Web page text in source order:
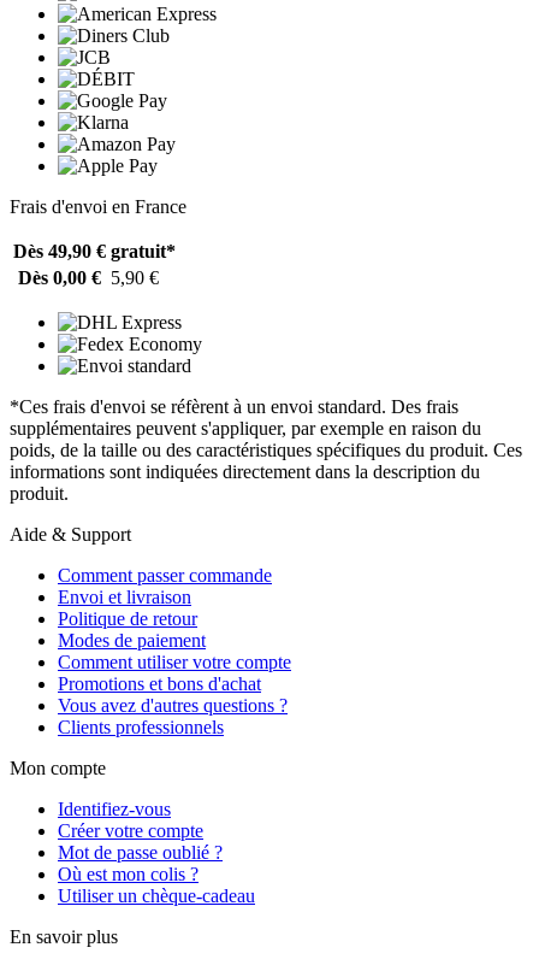
Frais d'envoi en France
Dès 49,90 € gratuit*
Dès 0,00 € 5,90 €
*Ces frais d'envoi se réfèrent à un envoi standard. Des frais
supplémentaires peuvent s'appliquer, par exemple en raison du
poids, de la taille ou des caractéristiques spécifiques du produit. Ces
informations sont indiquées directement dans la description du
produit.
Aide & Support
Comment passer commande
Envoi et livraison
Politique de retour
Modes de paiement
Comment utiliser votre compte
Promotions et bons d'achat
Vous avez d'autres questions ?
Clients professionnels
Mon compte
Identifiez-vous
Créer votre compte
Mot de passe oublié ?
Où est mon colis ?
Utiliser un chèque-cadeau
En savoir plus